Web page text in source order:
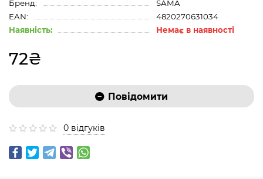
Бренд:
SAMA
EAN:
4820270631034
Наявність:
Немає в наявності
72₴
Повідомити
0 відгуків